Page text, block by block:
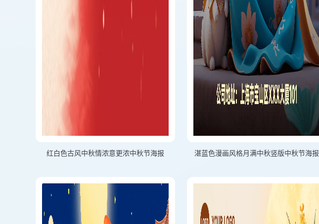
红白色古风中秋情浓意更浓中秋节海报 湛蓝色漫画风格月满中秋竖版中秋节海报